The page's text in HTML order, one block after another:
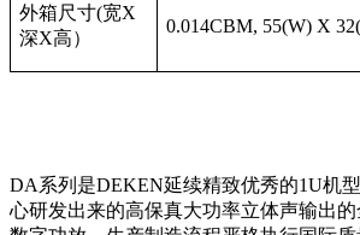
外箱尺寸(宽X
深X高）
0.014CBM, 55(W) X
DA系列是DEKEN延续精致优秀的1U机
心研发出来的高保真大功率立体声输出